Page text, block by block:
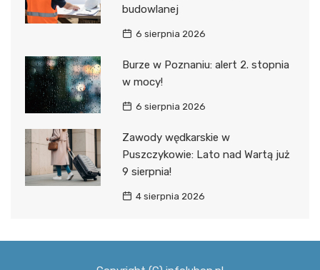
budowlanej
6 sierpnia 2026
Burze w Poznaniu: alert 2. stopnia
w mocy!
6 sierpnia 2026
Zawody wędkarskie w
Puszczykowie: Lato nad Wartą już
9 sierpnia!
4 sierpnia 2026